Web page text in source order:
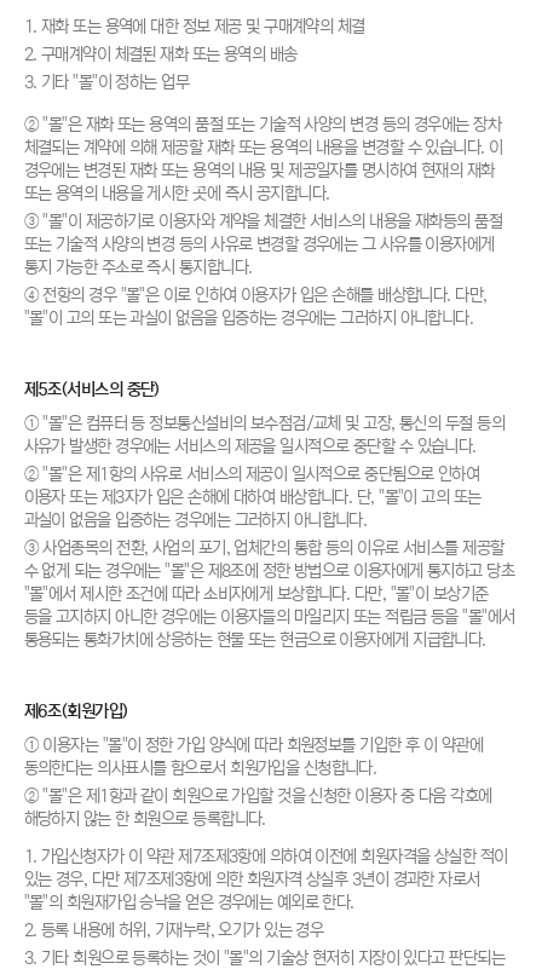
1. 재화 또는 용역에 대한 정보 제공 및 구매계약의 체결
2. 구매계약이 체결된 재화 또는 용역의 배송
3. 기타 "몰"이 정하는 업무
② "몰"은 재화 또는 용역의 품절 또는 기술적 사양의 변경 등의 경우에는 장차
체결되는 계약에 의해 제공할 재화 또는 용역의 내용을 변경할 수 있습니다. 이
경우에는 변경된 재화 또는 용역의 내용 및 제공일자를 명시하여 현재의 재화
또는 용역의 내용을 게시한 곳에 즉시 공지합니다.
③ "몰"이 제공하기로 이용자와 계약을 체결한 서비스의 내용을 재화등의 품절
또는 기술적 사양의 변경 등의 사유로 변경할 경우에는 그 사유를 이용자에게
통지 가능한 주소로 즉시 통지합니다.
④ 전항의 경우 "몰"은 이로 인하여 이용자가 입은 손해를 배상합니다. 다만,
"몰"이 고의 또는 과실이 없음을 입증하는 경우에는 그러하지 아니합니다.
제5조(서비스의 중단)
① "몰"은 컴퓨터 등 정보통신설비의 보수점검/교체 및 고장, 통신의 두절 등의
사유가 발생한 경우에는 서비스의 제공을 일시적으로 중단할 수 있습니다.
② "몰"은 제1항의 사유로 서비스의 제공이 일시적으로 중단됨으로 인하여
이용자 또는 제3자가 입은 손해에 대하여 배상합니다. 단, "몰"이 고의 또는
과실이 없음을 입증하는 경우에는 그러하지 아니합니다.
③ 사업종목의 전환, 사업의 포기, 업체간의 통합 등의 이유로 서비스를 제공할
수 없게 되는 경우에는 "몰"은 제8조에 정한 방법으로 이용자에게 통지하고 당초
"몰"에서 제시한 조건에 따라 소비자에게 보상합니다. 다만, "몰"이 보상기준
등을 고지하지 아니한 경우에는 이용자들의 마일리지 또는 적립금 등을 "몰"에서
통용되는 통화가치에 상응하는 현물 또는 현금으로 이용자에게 지급합니다.
제6조(회원가입)
① 이용자는 "몰"이 정한 가입 양식에 따라 회원정보를 기입한 후 이 약관에
동의한다는 의사표시를 함으로서 회원가입을 신청합니다.
② "몰"은 제1항과 같이 회원으로 가입할 것을 신청한 이용자 중 다음 각호에
해당하지 않는 한 회원으로 등록합니다.
1. 가입신청자가 이 약관 제7조제3항에 의하여 이전에 회원자격을 상실한 적이
있는 경우, 다만 제7조제3항에 의한 회원자격 상실후 3년이 경과한 자로서
"몰"의 회원재가입 승낙을 얻은 경우에는 예외로 한다.
2. 등록 내용에 허위, 기재누락, 오기가 있는 경우
3. 기타 회원으로 등록하는 것이 "몰"의 기술상 현저히 지장이 있다고 판단되는